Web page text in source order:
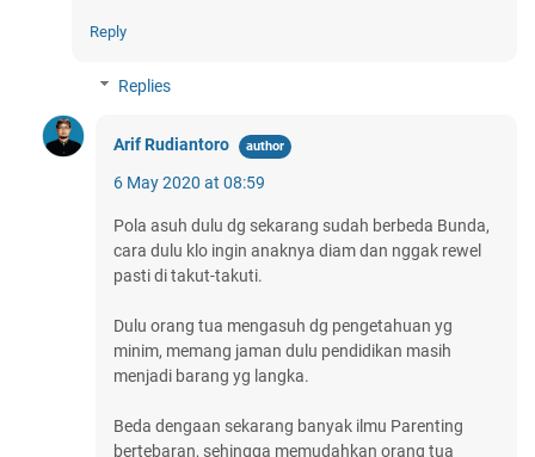
Reply
Replies
Arif Rudiantoro
6 May 2020 at 08:59
Pola asuh dulu dg sekarang sudah berbeda Bunda,
cara dulu klo ingin anaknya diam dan nggak rewel
pasti di takut-takuti.
Dulu orang tua mengasuh dg pengetahuan yg
minim, memang jaman dulu pendidikan masih
menjadi barang yg langka.
Beda dengaan sekarang banyak ilmu Parenting
bertebaran, sehingga memudahkan orang tua